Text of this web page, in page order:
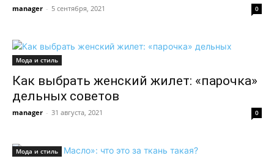
manager - 5 сентября, 2021 0
Мода и стиль
Как выбрать женский жилет: «парочка»
дельных советов
manager - 31 августа, 2021 0
Мода и стиль